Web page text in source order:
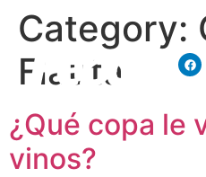
Category:
Flauta
¿Qué copa le
vinos?